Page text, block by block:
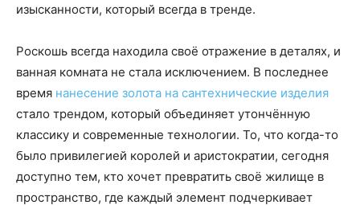
изысканности, который всегда в тренде.
Роскошь всегда находила своё отражение в деталях, и
ванная комната не стала исключением. В последнее
время нанесение золота на сантехнические изделия
стало трендом, который объединяет утончённую
классику и современные технологии. То, что когда-то
было привилегией королей и аристократии, сегодня
доступно тем, кто хочет превратить своё жилище в
пространство, где каждый элемент подчеркивает